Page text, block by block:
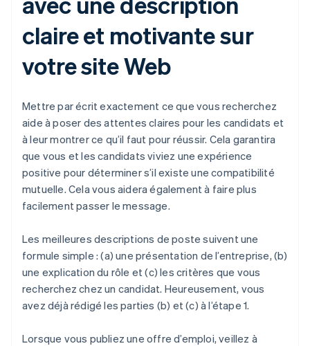
claire et motivante sur
votre site Web
Mettre par écrit exactement ce que vous recherchez
aide à poser des attentes claires pour les candidats et
à leur montrer ce qu’il faut pour réussir. Cela garantira
que vous et les candidats viviez une expérience
positive pour déterminer s’il existe une compatibilité
mutuelle. Cela vous aidera également à faire plus
facilement passer le message.
Les meilleures descriptions de poste suivent une
formule simple : (a) une présentation de l’entreprise, (b)
une explication du rôle et (c) les critères que vous
recherchez chez un candidat. Heureusement, vous
avez déjà rédigé les parties (b) et (c) à l’étape 1.
Lorsque vous publiez une offre d’emploi, veillez à